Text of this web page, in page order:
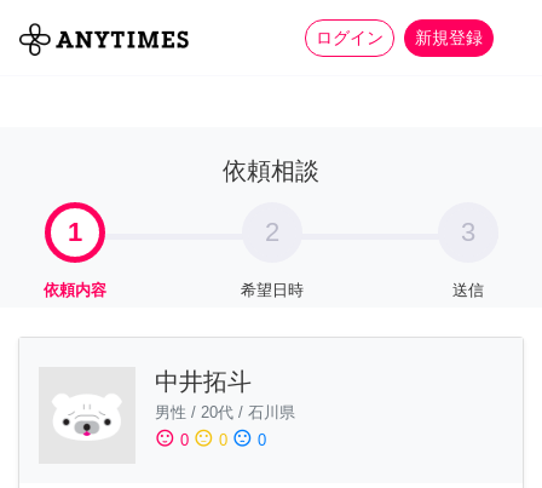
ログイン 新規登録
全て 家事 more_horiz
依頼相談
1
依頼内容
2
希望日時
3
送信
中井拓斗
男性 / 20代 / 石川県
sentiment_satisfied 0 sentiment_neutral 0 sentiment_dissatisfied 0